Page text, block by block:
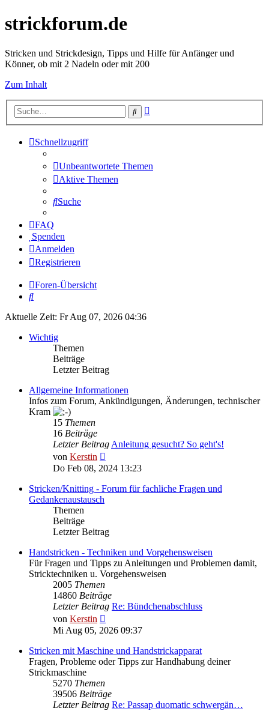
strickforum.de
Stricken und Strickdesign, Tipps und Hilfe für Anfänger und
Könner, ob mit 2 Nadeln oder mit 200
Zum Inhalt
Suche
Schnellzugriff
Unbeantwortete Themen
Aktive Themen
Suche
FAQ
Spenden
Anmelden
Registrieren
Foren-Übersicht
Suche
Aktuelle Zeit: Fr Aug 07, 2026 04:36
Wichtig
Themen
Beiträge
Letzter Beitrag
Allgemeine Informationen
Infos zum Forum, Ankündigungen, Änderungen, technischer
Kram
15 Themen
16 Beiträge
Letzter BeitragAnleitung gesucht? So geht's!
von Kerstin
Beitrag
Do Feb 08, 2024 13:23
Stricken/Knitting - Forum für fachliche Fragen und
Gedankenaustausch
Themen
Beiträge
Letzter Beitrag
Handstricken - Techniken und Vorgehensweisen
Für Fragen und Tipps zu Anleitungen und Problemen damit,
Stricktechniken u. Vorgehensweisen
2005 Themen
14860 Beiträge
Letzter Beitrag Re: Bündchenabschluss
von Kerstin
Beitrag
Mi Aug 05, 2026 09:37
Stricken mit Maschine und Handstrickapparat
Fragen, Probleme oder Tipps zur Handhabung deiner
Strickmaschine
5270 Themen
39506 Beiträge
Letzter Beitrag Re: Passap duomatic schwergän…